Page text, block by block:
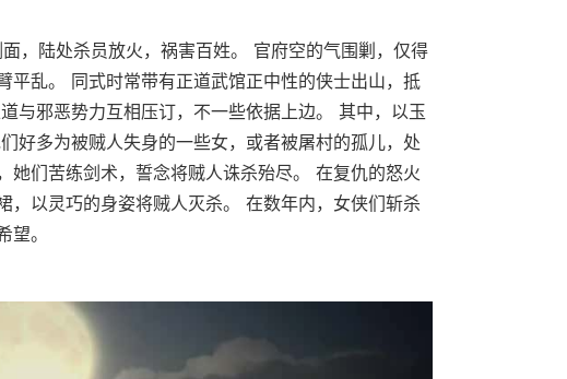
，陆处杀员放火，祸害百姓。 官府空的气围剿，仅得
平乱。 同式时常带有正道武馆正中性的侠士出山，抵
与邪恶势力互相压订，不一些依据上边。 其中，以玉
好多为被贼人失身的一些女，或者被屠村的孤儿，处
她们苦练剑术，誓念将贼人诛杀殆尽。 在复仇的怒火
，以灵巧的身姿将贼人灭杀。 在数年内，女侠们斩杀
。